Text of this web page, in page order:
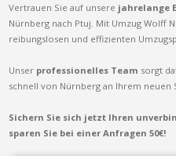
Vertrauen Sie auf unsere jahrelange
Nürnberg nach Ptuj. Mit Umzug Wolff
reibungslosen und effizienten
Unser professionelles Team sorgt
schnell von Nürnberg an Ihrem neuen
Sichern Sie sich jetzt Ihren
sparen Sie bei einer Anfragen 50€!